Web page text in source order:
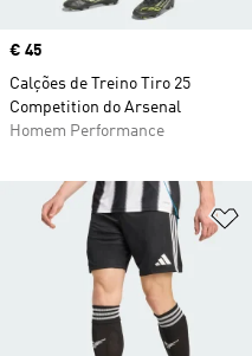
Price
€ 45
Calções de Treino Tiro 25
Competition do Arsenal
Homem Performance